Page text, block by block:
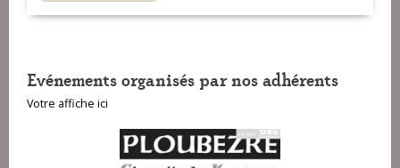
Evénements organisés par nos adhérents
Votre affiche ici